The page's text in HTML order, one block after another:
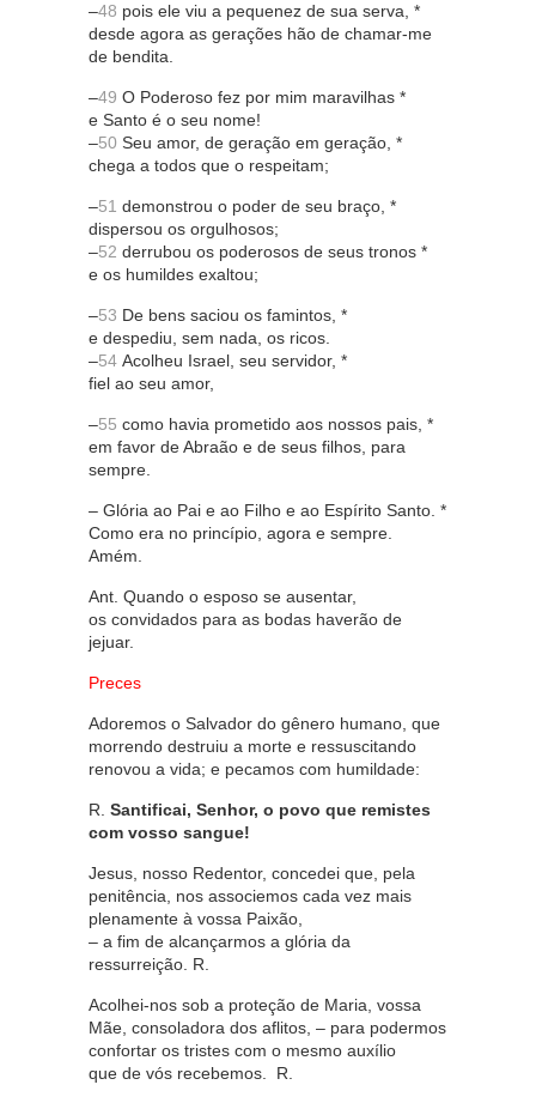
–48 pois ele viu a pequenez de sua serva, *
desde agora as gerações hão de chamar-me
de bendita.
–49 O Poderoso fez por mim maravilhas *
e Santo é o seu nome!
–50 Seu amor, de geração em geração, *
chega a todos que o respeitam;
–51 demonstrou o poder de seu braço, *
dispersou os orgulhosos;
–52 derrubou os poderosos de seus tronos *
e os humildes exaltou;
–53 De bens saciou os famintos, *
e despediu, sem nada, os ricos.
–54 Acolheu Israel, seu servidor, *
fiel ao seu amor,
–55 como havia prometido aos nossos pais, *
em favor de Abraão e de seus filhos, para
sempre.
– Glória ao Pai e ao Filho e ao Espírito Santo. *
Como era no princípio, agora e sempre.
Amém.
Ant. Quando o esposo se ausentar,
os convidados para as bodas haverão de
jejuar.
Preces
Adoremos o Salvador do gênero humano, que
morrendo destruiu a morte e ressuscitando
renovou a vida; e pecamos com humildade:
R. Santificai, Senhor, o povo que remistes
com vosso sangue!
Jesus, nosso Redentor, concedei que, pela
penitência, nos associemos cada vez mais
plenamente à vossa Paixão,
– a fim de alcançarmos a glória da
ressurreição. R.
Acolhei-nos sob a proteção de Maria, vossa
Mãe, consoladora dos aflitos, – para podermos
confortar os tristes com o mesmo auxílio
que de vós recebemos. R.